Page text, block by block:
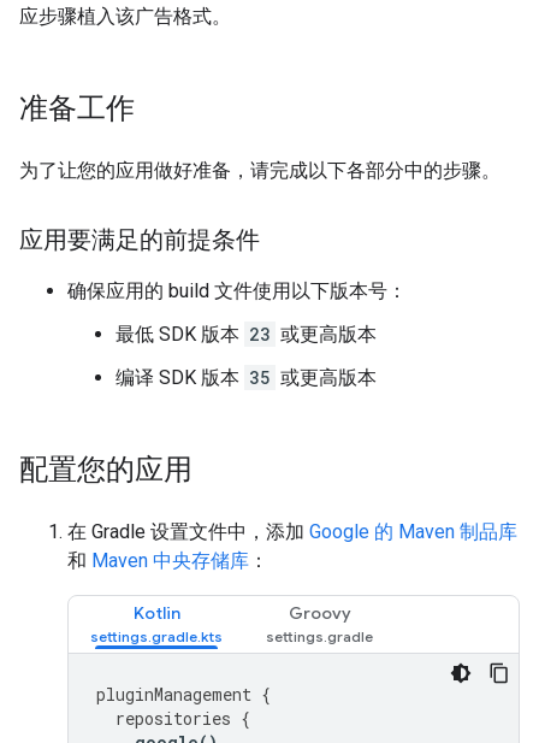
应步骤植入该广告格式。
准备工作
为了让您的应用做好准备，请完成以下各部分中的步骤。
应用要满足的前提条件
确保应用的 build 文件使用以下版本号：
最低 SDK 版本 23 或更高版本
编译 SDK 版本 35 或更高版本
配置您的应用
在 Gradle 设置文件中，添加 Google 的 Maven 制品库
和 Maven 中央存储库 ：
Kotlin Groovy
pluginManagement {
repositories {